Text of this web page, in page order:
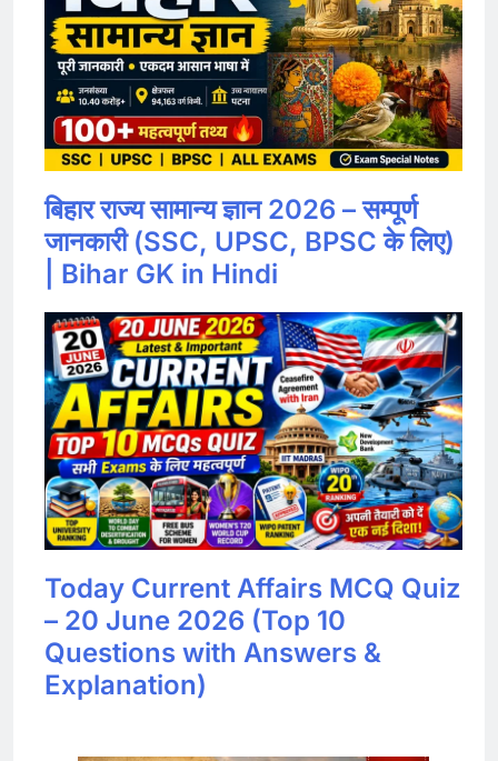
बिहार राज्य सामान्य ज्ञान 2026 – सम्पूर्ण
जानकारी (SSC, UPSC, BPSC के लिए)
| Bihar GK in Hindi
Today Current Affairs MCQ Quiz
– 20 June 2026 (Top 10
Questions with Answers &
Explanation)